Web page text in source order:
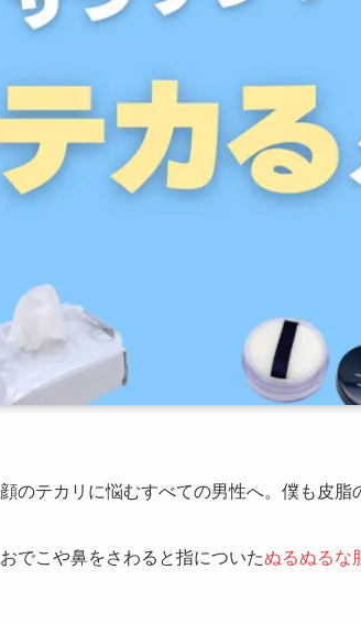
顔のテカリに悩むすべての男性へ。僕も皮脂
おでこや鼻をさわると指についたぬるぬるな